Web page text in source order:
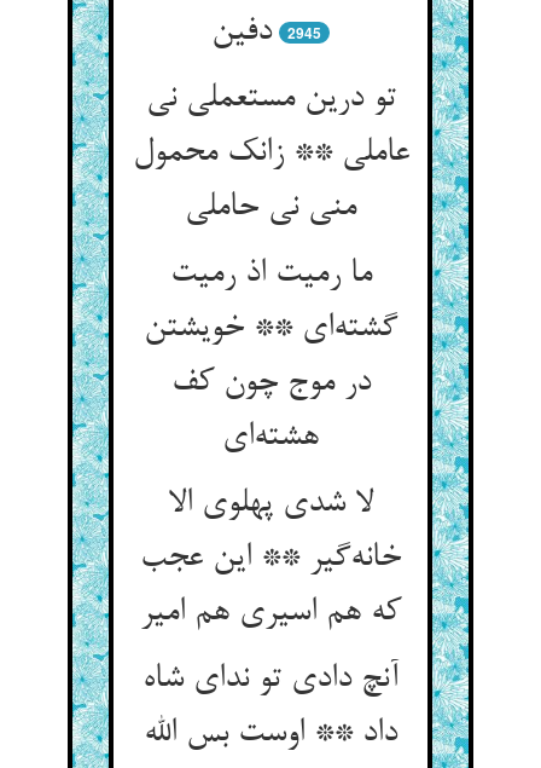
دفین
2945
تو درین مستعملی نی
عاملی ** زانک محمول
منی نی حاملی
ما رمیت اذ رمیت
گشته‌ای ** خویشتن
در موج چون کف
هشته‌ای
لا شدی پهلوی الا
خانه‌گیر ** این عجب
که هم اسیری هم امیر
آنچ دادی تو ندای شاه
داد ** اوست بس الله